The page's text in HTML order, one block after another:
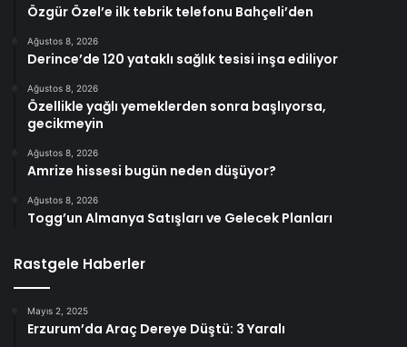
Özgür Özel’e ilk tebrik telefonu Bahçeli’den
Ağustos 8, 2026
Derince’de 120 yataklı sağlık tesisi inşa ediliyor
Ağustos 8, 2026
Özellikle yağlı yemeklerden sonra başlıyorsa,
gecikmeyin
Ağustos 8, 2026
Amrize hissesi bugün neden düşüyor?
Ağustos 8, 2026
Togg’un Almanya Satışları ve Gelecek Planları
Rastgele Haberler
Mayıs 2, 2025
Erzurum’da Araç Dereye Düştü: 3 Yaralı